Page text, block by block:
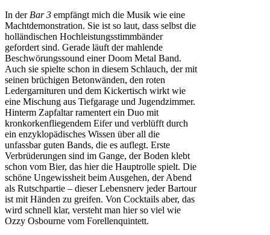
In der Bar 3 empfängt mich die Musik wie eine
Machtdemonstration. Sie ist so laut, dass selbst die
holländischen Hochleistungsstimmbänder
gefordert sind. Gerade läuft der mahlende
Beschwörungssound einer Doom Metal Band.
Auch sie spielte schon in diesem Schlauch, der mit
seinen brüchigen Betonwänden, den roten
Ledergarnituren und dem Kickertisch wirkt wie
eine Mischung aus Tiefgarage und Jugendzimmer.
Hinterm Zapfaltar ramentert ein Duo mit
kronkorkenfliegendem Eifer und verblüfft durch
ein enzyklopädisches Wissen über all die
unfassbar guten Bands, die es auflegt. Erste
Verbrüderungen sind im Gange, der Boden klebt
schon vom Bier, das hier die Hauptrolle spielt. Die
schöne Ungewissheit beim Ausgehen, der Abend
als Rutschpartie – dieser Lebensnerv jeder Bartour
ist mit Händen zu greifen. Von Cocktails aber, das
wird schnell klar, versteht man hier so viel wie
Ozzy Osbourne vom Forellenquintett.